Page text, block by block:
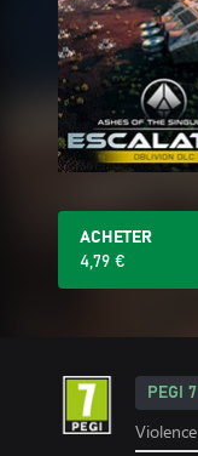
ACHETER
4,79 €
PEGI 7
Violence